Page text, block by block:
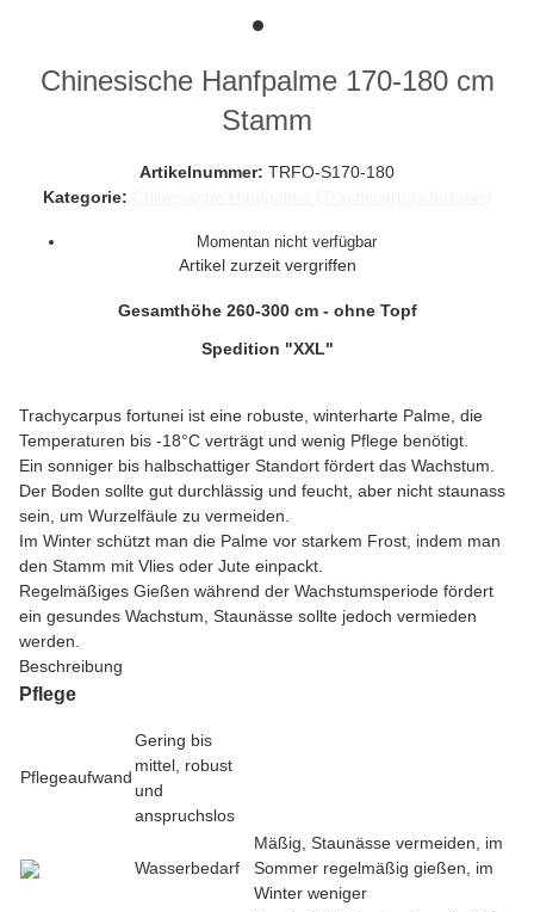
Chinesische Hanfpalme 170-180 cm
Stamm
Artikelnummer: TRFO-S170-180
Kategorie:
Momentan nicht verfügbar
Artikel zurzeit vergriffen
Gesamthöhe 260-300 cm - ohne Topf
Spedition "XXL"
Trachycarpus fortunei ist eine robuste, winterharte Palme, die
Temperaturen bis -18°C verträgt und wenig Pflege benötigt.
Ein sonniger bis halbschattiger Standort fördert das Wachstum.
Der Boden sollte gut durchlässig und feucht, aber nicht staunass
sein, um Wurzelfäule zu vermeiden.
Im Winter schützt man die Palme vor starkem Frost, indem man
den Stamm mit Vlies oder Jute einpackt.
Regelmäßiges Gießen während der Wachstumsperiode fördert
ein gesundes Wachstum, Staunässe sollte jedoch vermieden
werden.
Beschreibung
Pflege
Pflegeaufwand
Gering bis
mittel, robust
und
anspruchslos
Wasserbedarf
Mäßig, Staunässe vermeiden, im
Sommer regelmäßig gießen, im
Winter weniger